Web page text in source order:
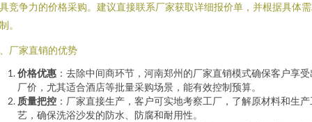
竞争力的价格采购。建议直接联系厂家获取详细报价单，并根据具体
。
厂家直销的优势
价格优惠 ：去除中间商环节，河南郑州的厂家直销模式确保客户享受
厂价，尤其适合酒店等批量采购场景，能有效控制预算。
质量把控 ：厂家直接生产，客户可实地考察工厂，了解原材料和生产
艺，确保洗浴沙发的防水、防腐和耐用性。